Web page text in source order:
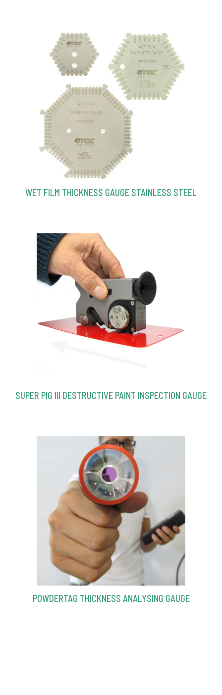
WET FILM THICKNESS GAUGE STAINLESS STEEL
SUPER PIG III DESTRUCTIVE PAINT INSPECTION GAUGE
POWDERTAG THICKNESS ANALYSING GAUGE